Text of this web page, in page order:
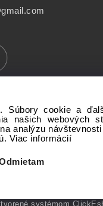
20xx My-Shop.com, All
systémom
Súbory cookie a
našich webových
analýzu
Viac informácií